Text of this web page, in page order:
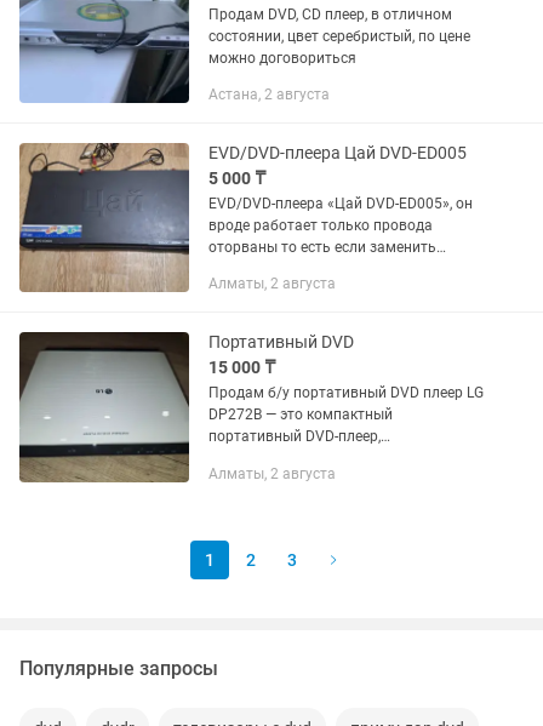
Продам DVD, CD плеер, в отличном
состоянии, цвет серебристый, по цене
можно договориться
Астана, 2 августа
EVD/DVD-плеера Цай DVD-ED005
5 000 ₸
EVD/DVD-плеера «Цай DVD-ED005», он
вроде работает только провода
оторваны то есть если заменить
Алматы, 2 августа
Портативный DVD
15 000 ₸
Продам б/у портативный DVD плеер LG
DP272B — это компактный
портативный DVD-плеер,
видео и прослушивания музыки в
Алматы, 2 августа
1 2 3
Популярные запросы